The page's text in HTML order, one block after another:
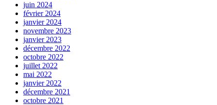
juin 2024
février 2024
janvier 2024
novembre 2023
janvier 2023
décembre 2022
octobre 2022
juillet 2022
mai 2022
janvier 2022
décembre 2021
octobre 2021